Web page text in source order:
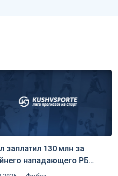
заплатил 130 млн за
нападающего РБ
— клуб едко пошутил